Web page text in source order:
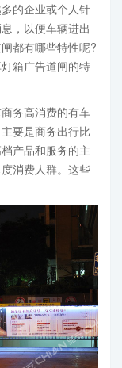
的企业或个人针
，以便车辆进出
都有哪些特性呢?
箱广告道闸的特
务高消费的有车
要是商务出行比
产品和服务的主
消费人群。这些